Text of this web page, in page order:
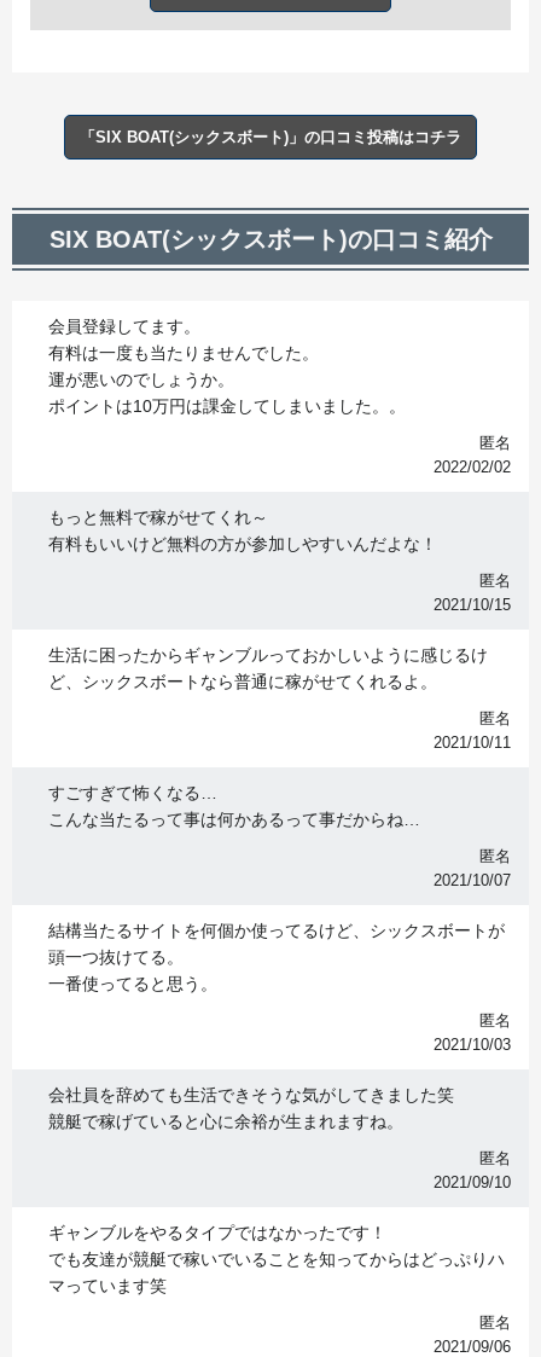
「SIX BOAT(シックスボート)」の口コミ投稿はコチラ
SIX BOAT(シックスボート)の口コミ紹介
会員登録してます。
有料は一度も当たりませんでした。
運が悪いのでしょうか。
ポイントは10万円は課金してしまいました。。
匿名
2022/02/02
もっと無料で稼がせてくれ～
有料もいいけど無料の方が参加しやすいんだよな！
匿名
2021/10/15
生活に困ったからギャンブルっておかしいように感じるけ
ど、シックスボートなら普通に稼がせてくれるよ。
匿名
2021/10/11
すごすぎて怖くなる…
こんな当たるって事は何かあるって事だからね…
匿名
2021/10/07
結構当たるサイトを何個か使ってるけど、シックスボートが
頭一つ抜けてる。
一番使ってると思う。
匿名
2021/10/03
会社員を辞めても生活できそうな気がしてきました笑
競艇で稼げていると心に余裕が生まれますね。
匿名
2021/09/10
ギャンブルをやるタイプではなかったです！
でも友達が競艇で稼いでいることを知ってからはどっぷりハ
マっています笑
匿名
2021/09/06